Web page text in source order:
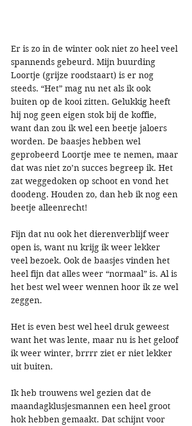
Er is zo in de winter ook niet zo heel veel
spannends gebeurd. Mijn buurding
Loortje (grijze roodstaart) is er nog
steeds. “Het” mag nu net als ik ook
buiten op de kooi zitten. Gelukkig heeft
hij nog geen eigen stok bij de koffie,
want dan zou ik wel een beetje jaloers
worden. De baasjes hebben wel
geprobeerd Loortje mee te nemen, maar
dat was niet zo’n succes begreep ik. Het
zat weggedoken op schoot en vond het
doodeng. Houden zo, dan heb ik nog een
beetje alleenrecht!
Fijn dat nu ook het dierenverblijf weer
open is, want nu krijg ik weer lekker
veel bezoek. Ook de baasjes vinden het
heel fijn dat alles weer “normaal” is. Al is
het best wel weer wennen hoor ik ze wel
zeggen.
Het is even best wel heel druk geweest
want het was lente, maar nu is het geloof
ik weer winter, brrrr ziet er niet lekker
uit buiten.
Ik heb trouwens wel gezien dat de
maandagklusjesmannen een heel groot
hok hebben gemaakt. Dat schijnt voor